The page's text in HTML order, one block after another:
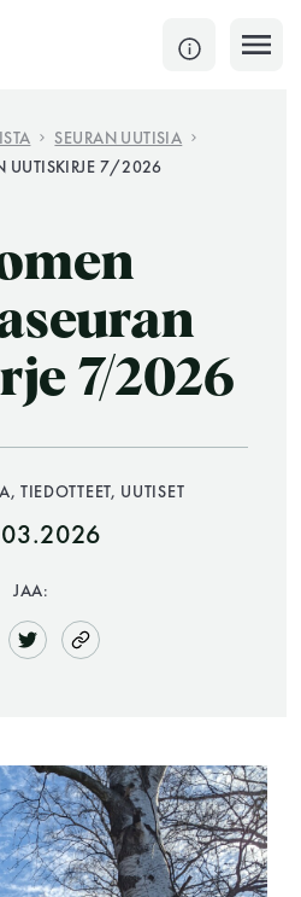
SULJE
on avoinna
SEURAN UUTISIA
UUTISKIRJE 7/2026
7/2026
TIEDOTTEET, UUTISET
JAA: